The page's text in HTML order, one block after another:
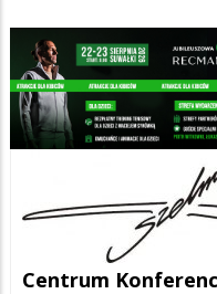
Hotele
Centrum